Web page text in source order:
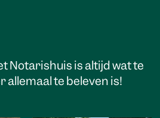
Notarishuis is altijd wat te
allemaal te beleven is!